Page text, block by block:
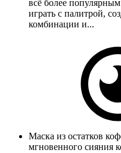
всё более
играть с палитрой,
комбинации и...
Маска из остатков
мгновенного сияния